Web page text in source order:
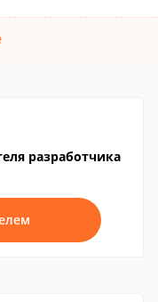
разработчика